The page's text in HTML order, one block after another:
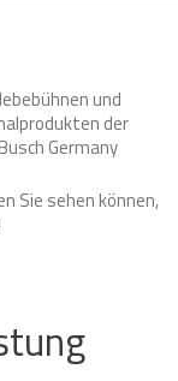
und
der
Germany
Sie sehen können,